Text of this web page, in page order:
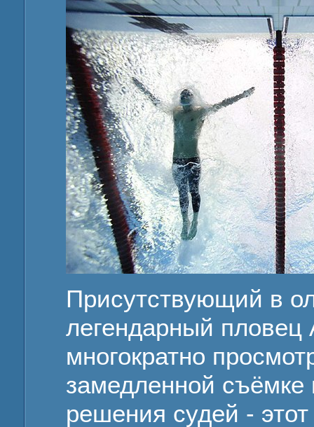
Присутствующий в
легендарный
многократно
замедленной съёмке
решения судей -